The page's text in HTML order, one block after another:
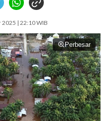
2025 | 22:10 WIB
Perbesar